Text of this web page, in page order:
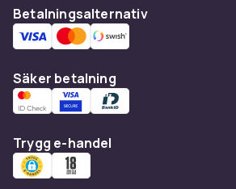
Betalningsalternativ
Säker betalning
Trygg e-handel